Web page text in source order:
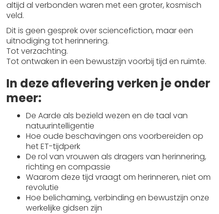
altijd al verbonden waren met een groter, kosmisch
veld.
Dit is geen gesprek over sciencefiction, maar een
uitnodiging tot herinnering.
Tot verzachting.
Tot ontwaken in een bewustzijn voorbij tijd en ruimte.
In deze aflevering verken je onder
meer:
De Aarde als bezield wezen en de taal van
natuurintelligentie
Hoe oude beschavingen ons voorbereiden op
het ET-tijdperk
De rol van vrouwen als dragers van herinnering,
richting en compassie
Waarom deze tijd vraagt om herinneren, niet om
revolutie
Hoe belichaming, verbinding en bewustzijn onze
werkelijke gidsen zijn